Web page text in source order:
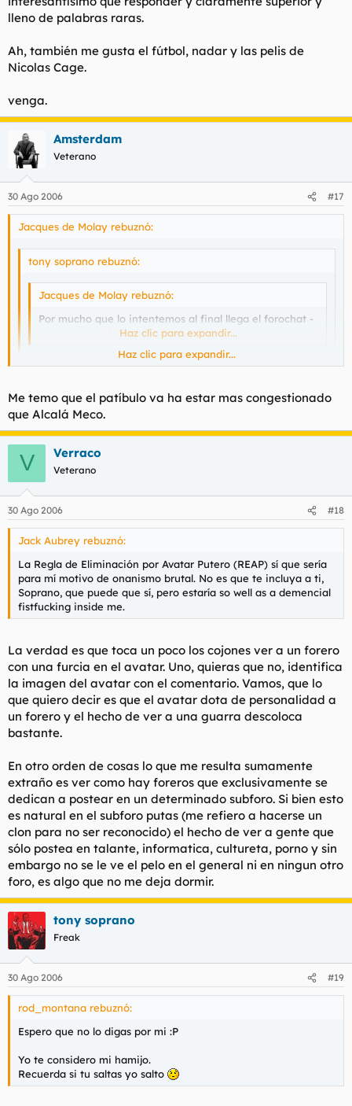
lleno de palabras raras.
Ah, también me gusta el fútbol, nadar y las pelis de
Nicolas Cage.
venga.
Amsterdam
Veterano
30 Ago 2006 #17
Jacques de Molay rebuznó:
tony soprano rebuznó:
Jacques de Molay rebuznó:
Por mucho que lo intentemos al final llega el forochat -
al menos en el general.Haz clic para expandir...
comentarios de mierda de siempre, sí que podríais hacer
algo...no?
por dar faena y eso :D
Haz clic para expandir...
Me temo que el patíbulo va ha estar mas congestionado
que Alcalá Meco.
V Verraco
Veterano
30 Ago 2006 #18
Jack Aubrey rebuznó:
La Regla de Eliminación por Avatar Putero (REAP) sí que sería
para mí motivo de onanismo brutal. No es que te incluya a ti,
Soprano, que puede que sí, pero estaría so well as a demencial
fistfucking inside me.
La verdad es que toca un poco los cojones ver a un forero
con una furcia en el avatar. Uno, quieras que no, identifica
la imagen del avatar con el comentario. Vamos, que lo
que quiero decir es que el avatar dota de personalidad a
un forero y el hecho de ver a una guarra descoloca
bastante.
En otro orden de cosas lo que me resulta sumamente
extraño es ver como hay foreros que exclusivamente se
dedican a postear en un determinado subforo. Si bien esto
es natural en el subforo putas (me refiero a hacerse un
clon para no ser reconocido) el hecho de ver a gente que
sólo postea en talante, informatica, cultureta, porno y sin
embargo no se le ve el pelo en el general ni en ningun otro
foro, es algo que no me deja dormir.
tony soprano
Freak
30 Ago 2006 #19
rod_montana rebuznó:
Espero que no lo digas por mi :P
Yo te considero mi hamijo.
Recuerda si tu saltas yo salto